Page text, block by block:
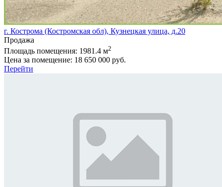
г. Кострома (Костромская обл), Кузнецкая улица, д.20
Продажа
Площадь помещения: 1981.4 м2
Цена за помещение: 18 650 000 руб.
Перейти